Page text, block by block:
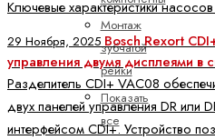
Монтаж
зубчатой
рейки
Показать
все
Ключевые характеристики
29 Ноября, 2025 Bosch Rexort
управления двумя дисплеями в
Разделитель CDI+ VAC08
двух панелей управления DR или
интерфейсом CDI+. Устройство